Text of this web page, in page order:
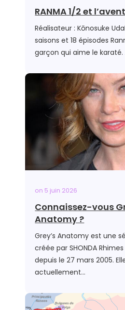
RANMA 1/2 et
Réalisateur : Kōnosuke
saisons et 18 épisodes
garçon qui aime le karaté.
on 5 juin 2026
Connaissez-vous
Anatomy ?
Grey’s Anatomy est une
créée par SHONDA
depuis le 27 mars 2005.
actuellement…